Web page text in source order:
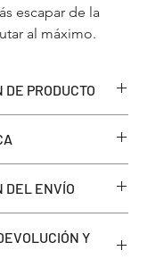
escapar de la
al máximo.
DE PRODUCTO
Estanque
DEL ENVÍO
Y